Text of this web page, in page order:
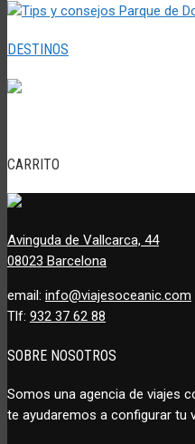
DESTINOS
CARRITO
Avinguda de Vallcarca, 44
08023 Barcelona
email: info@viajesoceanic.com
Tlf: 932 37 62 88
SOBRE NOSOTROS
Somos una agencia de viajes
te ayudaremos a configurar tu